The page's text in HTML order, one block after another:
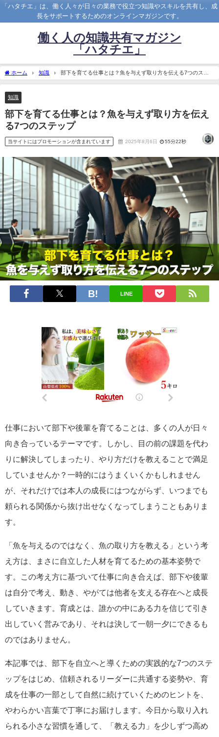
「ハタチエ」は、働く人々が日々の業務で役立つ知識やスキルを共有し、成
長をサポートするためのオンラインマガジンです。
働く人の知識共有マガジン
「ハタチエ」
ホーム 知識
部下を育てる仕事とは？魚を与えず取り方を伝える7つのステ
ップ
知識
部下を育てる仕事とは？魚を与えず取り方を伝え
る7つのステップ
当サイトにはプロモーションが含まれています 2025年8月6日 55分22秒
LINE
仕事において部下や後輩を育てることは、多くの人が日々
向き合っているテーマです。しかし、目の前の課題を代わ
りに解決してしまったり、やり方だけを教えることで満足
していませんか？一時的にはうまくいくかもしれません
が、それだけでは本人の成長にはつながらず、いつまでも
頼られる関係から抜け出せなくなってしまうこともありま
す。
「魚を与えるのではなく、魚の取り方を教える」という考
え方は、まさに自立した人材を育てるための基本姿勢で
す。この考え方に基づいて仕事に向き合えば、部下や後輩
は自分で考え、動き、やがては他者を支える存在へと成長
していきます。育成とは、誰かの中にある力を信じて引き
出していく営みであり、それは決して一朝一夕にできるも
のではありません。
本記事では、部下を自立へと導くための実践的な7つのステ
ップをはじめ、信頼されるリーダーに共通する姿勢や、育
成を仕事の一部として自然に続けていくためのヒントを、
やわらかい言葉で丁寧にお届けします。今日から取り入れ
られる小さな習慣を通して、「教える力」を少しずつ高め